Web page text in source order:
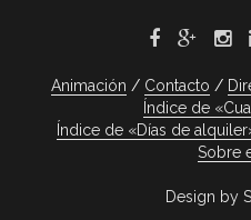
Animación Contacto
Índice de
Índice de «Días de
Sobre
Design by